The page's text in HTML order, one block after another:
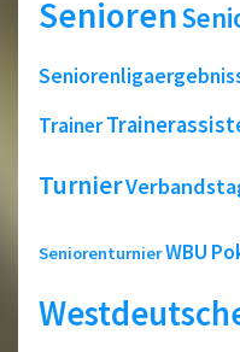
Senioren
Trainer
Turnier
SeniorenturnierWBU